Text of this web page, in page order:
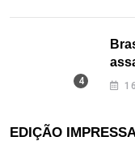
EDIÇÃO